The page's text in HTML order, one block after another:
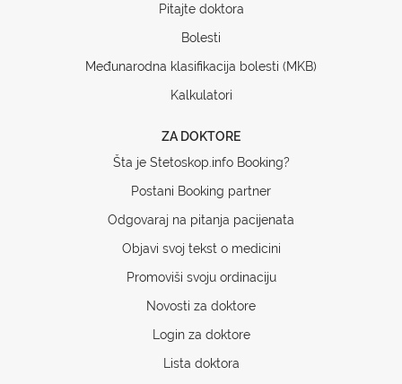
Pitajte doktora
Bolesti
Međunarodna klasifikacija bolesti (MKB)
Kalkulatori
ZA DOKTORE
Šta je Stetoskop.info Booking?
Postani Booking partner
Odgovaraj na pitanja pacijenata
Objavi svoj tekst o medicini
Promoviši svoju ordinaciju
Novosti za doktore
Login za doktore
Lista doktora